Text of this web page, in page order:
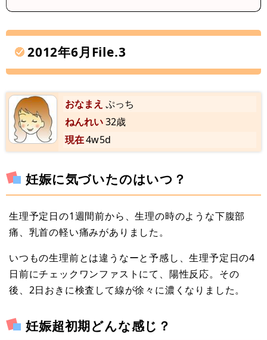
2012年6月File.3
おなまえ ぷっち
ねんれい32歳
現在4w5d
妊娠に気づいたのはいつ？
生理予定日の1週間前から、生理の時のような下腹部
痛、乳首の軽い痛みがありました。
いつもの生理前とは違うなーと予感し、生理予定日の4
日前にチェックワンファストにて、陽性反応。その
後、2日おきに検査して線が徐々に濃くなりました。
妊娠超初期どんな感じ？